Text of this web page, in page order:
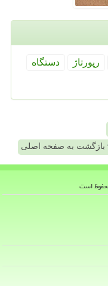
رپورتاژ
دستگاه
بازگشت به صفحه اصلی